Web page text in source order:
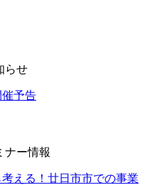
らせ
催予告
ナー情報
える！廿日市市での事業